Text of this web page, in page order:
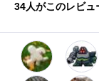
34人がこのレビュ